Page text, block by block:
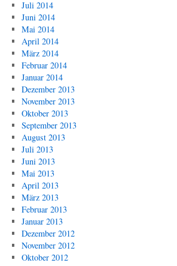
Juli 2014
Juni 2014
Mai 2014
April 2014
März 2014
Februar 2014
Januar 2014
Dezember 2013
November 2013
Oktober 2013
September 2013
August 2013
Juli 2013
Juni 2013
Mai 2013
April 2013
März 2013
Februar 2013
Januar 2013
Dezember 2012
November 2012
Oktober 2012